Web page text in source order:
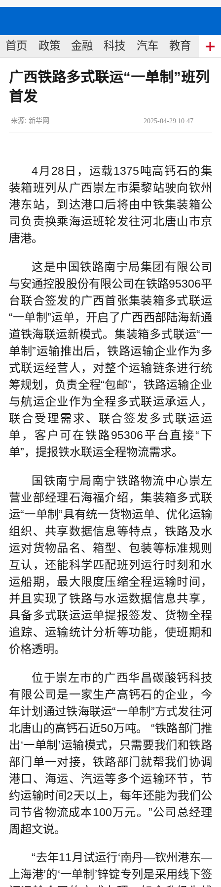
首页 政策 金融 科技 汽车 教育 食
广西铁路多式联运“一单制”班列
首发
2025-04-29 10:47
来源: 新华网
4月28日，运载1375吨高钙石的集
装箱班列从广西崇左市渠黎站驶向钦州
港东站，到达港口后将由中铁集装箱公
司负责换乘海运班轮发往河北唐山市京
唐港。
这是中国铁路南宁局集团有限公司
与安通控股股份有限公司在铁路95306平
台联合签发的广西首张集装箱多式联运
“一单制”运单，开启了广西西部陆海新通
道铁海联运新模式。集装箱多式联运“一
单制”运输推出后，铁路运输企业作为多
式联运经营人，对整个运输链条进行统
筹规划，负责全程“包邮”，铁路运输企业
与航运企业作为全程多式联运承运人，
联合受理需求、联合签发多式联运运
单，客户可在铁路95306平台直接“下
单”，提报铁水联运全程物流需求。
国铁南宁局南宁铁路物流中心崇左
营业部经理石海福介绍，集装箱多式联
运“一单制”具有统一货物运单、优化运输
组织、共享数据信息等特点，铁路及水
运对货物品名、箱型、包装等标准规则
互认，还能科学匹配班列运行时刻和水
运船期，最大限度压缩全程运输时间，
并且实现了铁路与水运数据信息共享，
具备多式联运运单提报签发、货物全程
追踪、运输统计分析等功能，使班期和
价格透明。
位于崇左市的广西华昌碳酸钙科技
有限公司是一家生产高钙石的企业，今
年计划通过铁海联运“一单制”方式发往河
北唐山的高钙石近50万吨。 “铁路部门推
出‘一单制’运输模式，只需要我们和铁路
部门单一对接，铁路部门就帮我们协调
港口、海运、汽运等多个运输环节，节
约运输时间2天以上，每年还能为我们公
司节省物流成本100万元。”公司总经理
周超文说。
“去年11月试运行‘南丹—钦州港东—
上海港’的‘一单制’锌锭专列是采用线下签